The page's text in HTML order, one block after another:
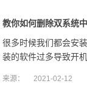
教你如何删除双系统
很多时候我们都会安
装的软件过多导致开
统带给我们的不
来源： 2021-02-12